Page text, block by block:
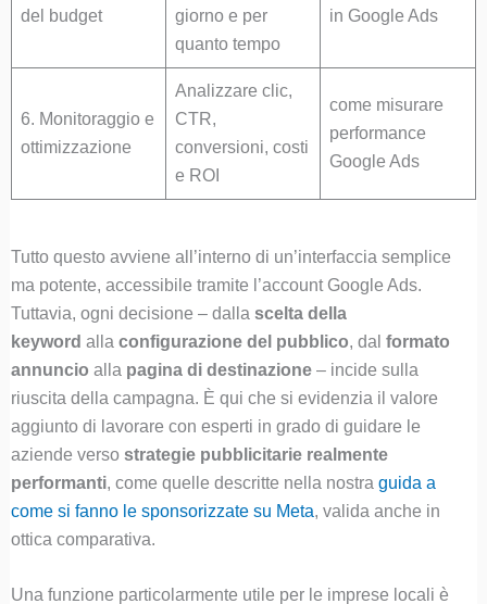
del budget
giorno e per
quanto tempo
in Google Ads
6. Monitoraggio e
ottimizzazione
Analizzare clic,
CTR,
conversioni, costi
e ROI
come misurare
performance
Google Ads
Tutto questo avviene all’interno di un’interfaccia semplice
ma potente, accessibile tramite l’account Google Ads.
Tuttavia, ogni decisione – dalla scelta della
keyword alla configurazione del pubblico, dal formato
annuncio alla pagina di destinazione– incide sulla
riuscita della campagna. È qui che si evidenzia il valore
aggiunto di lavorare con esperti in grado di guidare le
aziende verso strategie pubblicitarie realmente
performanti, come quelle descritte nella nostra guida a
come si fanno le sponsorizzate su Meta, valida anche in
ottica comparativa.
Una funzione particolarmente utile per le imprese locali è